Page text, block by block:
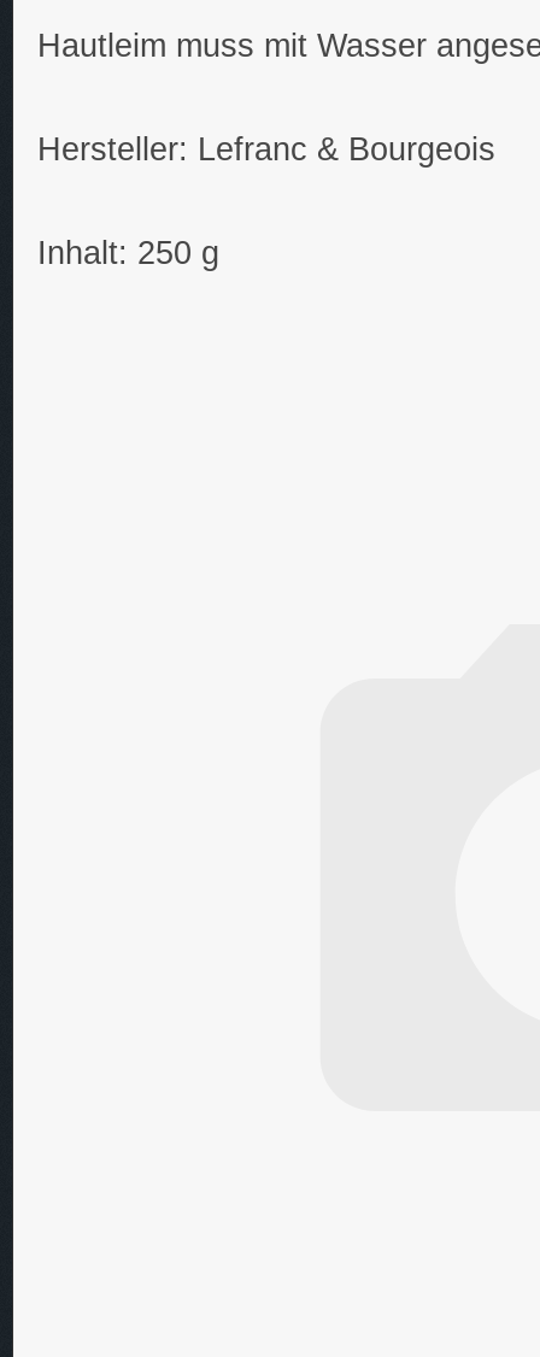
Hautleim muss mit Wasser
Hersteller: Lefranc & Bourgeois
Inhalt: 250 g